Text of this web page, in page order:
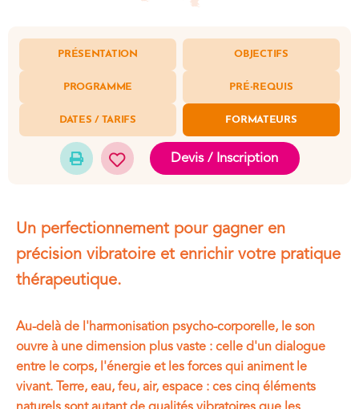
PRÉSENTATION OBJECTIFS
PROGRAMME PRÉ-REQUIS
DATES / TARIFS FORMATEURS
Devis / Inscription
Un perfectionnement pour gagner en
précision vibratoire et enrichir votre pratique
thérapeutique.
Au-delà de l'harmonisation psycho-corporelle, le son
ouvre à une dimension plus vaste : celle d'un dialogue
entre le corps, l'énergie et les forces qui animent le
vivant. Terre, eau, feu, air, espace : ces cinq éléments